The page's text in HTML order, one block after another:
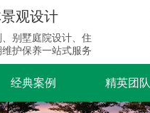
观设计
别墅庭院设计、住
护保养一站式服务
经典案例 精英团队